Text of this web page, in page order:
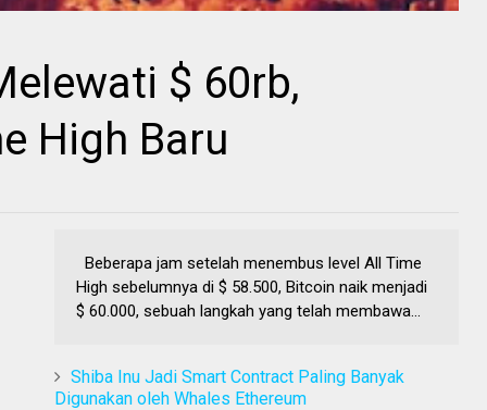
$ 60rb,
High Baru
Beberapa jam setelah menembus level All Time
High sebelumnya di $ 58.500, Bitcoin naik menjadi
$ 60.000, sebuah langkah yang telah membawa...
Shiba Inu Jadi Smart Contract Paling Banyak
Digunakan oleh Whales Ethereum